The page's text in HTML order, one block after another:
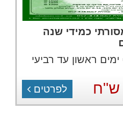
כמידי שנה
לפרטים